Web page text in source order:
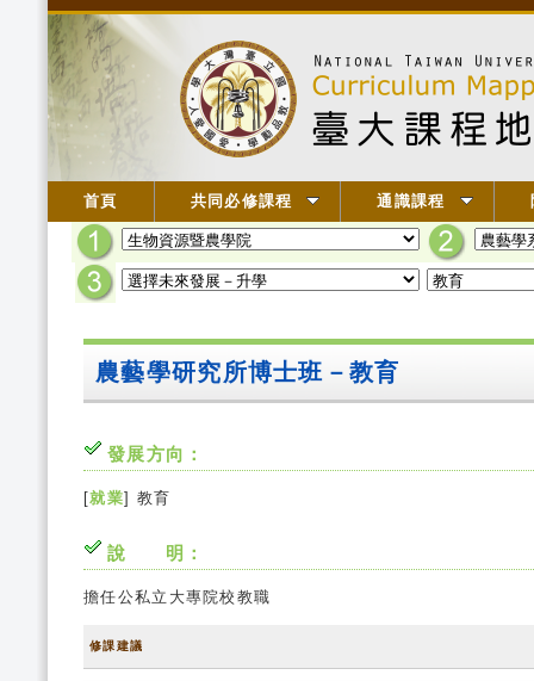
首頁 共同必修課程 通識課程
農藝學研究所博士班－教育
發展方向：
[就業] 教育
說 明：
擔任公私立大專院校教職
修課建議